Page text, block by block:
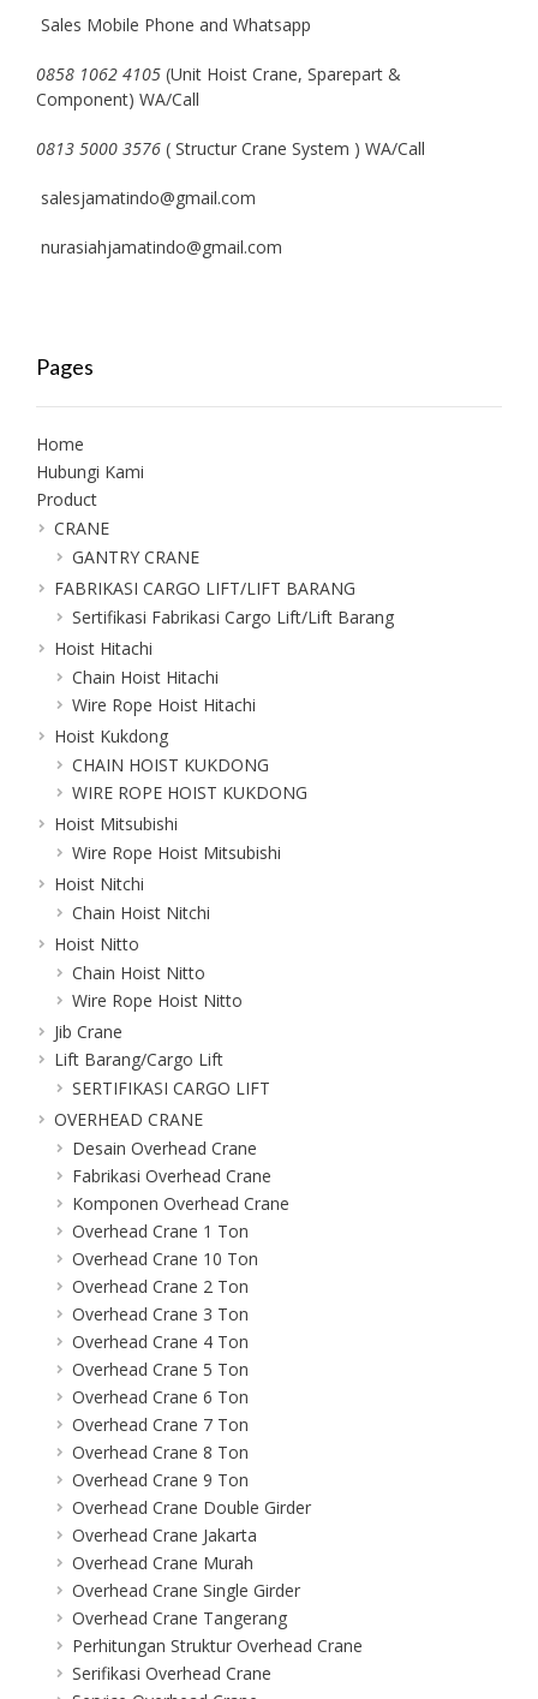
Sales Mobile Phone and Whatsapp
0858 1062 4105 (Unit Hoist Crane, Sparepart &
Component) WA/Call
0813 5000 3576 ( Structur Crane System ) WA/Call
salesjamatindo@gmail.com
nurasiahjamatindo@gmail.com
Pages
Home
Hubungi Kami
Product
CRANE
GANTRY CRANE
FABRIKASI CARGO LIFT/LIFT BARANG
Sertifikasi Fabrikasi Cargo Lift/Lift Barang
Hoist Hitachi
Chain Hoist Hitachi
Wire Rope Hoist Hitachi
Hoist Kukdong
CHAIN HOIST KUKDONG
WIRE ROPE HOIST KUKDONG
Hoist Mitsubishi
Wire Rope Hoist Mitsubishi
Hoist Nitchi
Chain Hoist Nitchi
Hoist Nitto
Chain Hoist Nitto
Wire Rope Hoist Nitto
Jib Crane
Lift Barang/Cargo Lift
SERTIFIKASI CARGO LIFT
OVERHEAD CRANE
Desain Overhead Crane
Fabrikasi Overhead Crane
Komponen Overhead Crane
Overhead Crane 1 Ton
Overhead Crane 10 Ton
Overhead Crane 2 Ton
Overhead Crane 3 Ton
Overhead Crane 4 Ton
Overhead Crane 5 Ton
Overhead Crane 6 Ton
Overhead Crane 7 Ton
Overhead Crane 8 Ton
Overhead Crane 9 Ton
Overhead Crane Double Girder
Overhead Crane Jakarta
Overhead Crane Murah
Overhead Crane Single Girder
Overhead Crane Tangerang
Perhitungan Struktur Overhead Crane
Serifikasi Overhead Crane